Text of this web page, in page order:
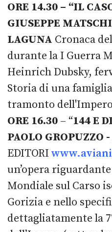
ORE 14.30 – “IL
GIUSEPPE
LAGUNA Cronaca
durante la I Guerra
Heinrich Dubsky,
Storia di una
tramonto
ORE 16.30 – “144 E
PAOLO
EDITORI
un’opera
Mondiale sul Carso
Gorizia e nello
dettagliatamente la